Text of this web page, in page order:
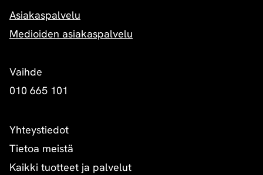
Asiakaspalvelu
Medioiden asiakaspalvelu
Vaihde
010 665 101
Yhteystiedot
Tietoa meistä
Kaikki tuotteet ja palvelut